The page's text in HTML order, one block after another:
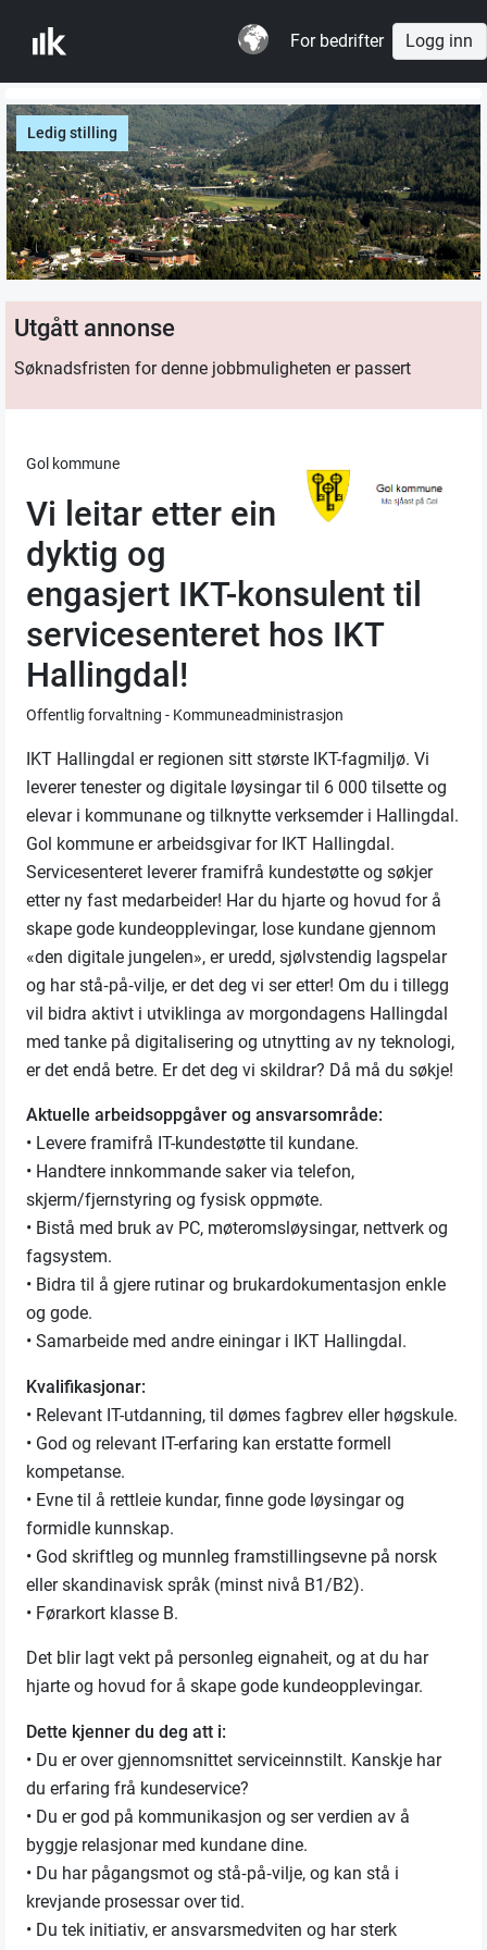
For bedrifter Logg inn
Ledig stilling
Utgått annonse
Søknadsfristen for denne jobbmuligheten er passert
Gol kommune
Vi leitar etter ein
dyktig og
engasjert IKT-konsulent til
servicesenteret hos IKT
Hallingdal!
Offentlig forvaltning - Kommuneadministrasjon
IKT Hallingdal er regionen sitt største IKT-fagmiljø. Vi
leverer tenester og digitale løysingar til 6 000 tilsette og
elevar i kommunane og tilknytte verksemder i Hallingdal.
Gol kommune er arbeidsgivar for IKT Hallingdal.
Servicesenteret leverer framifrå kundestøtte og søkjer
etter ny fast medarbeider! Har du hjarte og hovud for å
skape gode kundeopplevingar, lose kundane gjennom
«den digitale jungelen», er uredd, sjølvstendig lagspelar
og har stå‑på‑vilje, er det deg vi ser etter! Om du i tillegg
vil bidra aktivt i utviklinga av morgondagens Hallingdal
med tanke på digitalisering og utnytting av ny teknologi,
er det endå betre. Er det deg vi skildrar? Då må du søkje!
Aktuelle arbeidsoppgåver og ansvarsområde:
• Levere framifrå IT-kundestøtte til kundane.
• Handtere innkommande saker via telefon,
skjerm/fjernstyring og fysisk oppmøte.
• Bistå med bruk av PC, møteromsløysingar, nettverk og
fagsystem.
• Bidra til å gjere rutinar og brukardokumentasjon enkle
og gode.
• Samarbeide med andre einingar i IKT Hallingdal.
Kvalifikasjonar:
• Relevant IT-utdanning, til dømes fagbrev eller høgskule.
• God og relevant IT-erfaring kan erstatte formell
kompetanse.
• Evne til å rettleie kundar, finne gode løysingar og
formidle kunnskap.
• God skriftleg og munnleg framstillingsevne på norsk
eller skandinavisk språk (minst nivå B1/B2).
• Førarkort klasse B.
Det blir lagt vekt på personleg eignaheit, og at du har
hjarte og hovud for å skape gode kundeopplevingar.
Dette kjenner du deg att i:
• Du er over gjennomsnittet serviceinnstilt. Kanskje har
du erfaring frå kundeservice?
• Du er god på kommunikasjon og ser verdien av å
byggje relasjonar med kundane dine.
• Du har pågangsmot og stå‑på‑vilje, og kan stå i
krevjande prosessar over tid.
• Du tek initiativ, er ansvarsmedviten og har sterk